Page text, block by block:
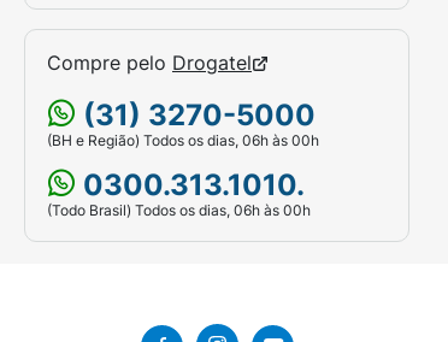
Compre pelo Drogatel
(31) 3270-5000
(BH e Região) Todos os dias, 06h às 00h
0300.313.1010.
(Todo Brasil) Todos os dias, 06h às 00h